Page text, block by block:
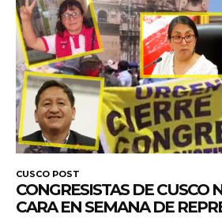
CUSCO POST
CONGRESISTAS DE CUSCO
CARA EN SEMANA DE